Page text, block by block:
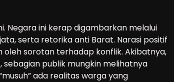
Negara ini kerap digambarkan melalui
serta retorika anti Barat. Narasi positif
sorotan terhadap konflik. Akibatnya,
publik mungkin melihatnya
ada realitas warga yang